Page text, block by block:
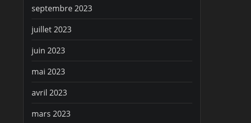
septembre 2023
juillet 2023
juin 2023
mai 2023
avril 2023
mars 2023